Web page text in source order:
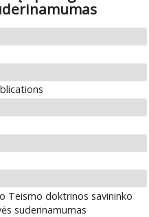
Teismo doktrinos savininko
suderinamumas